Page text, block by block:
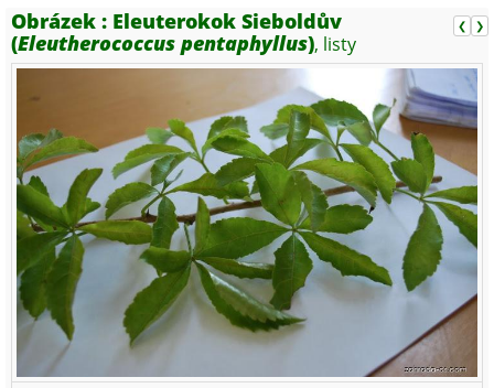
❮ ❯
Obrázek : Eleuterokok Sieboldův
(Eleutherococcus pentaphyllus), listy